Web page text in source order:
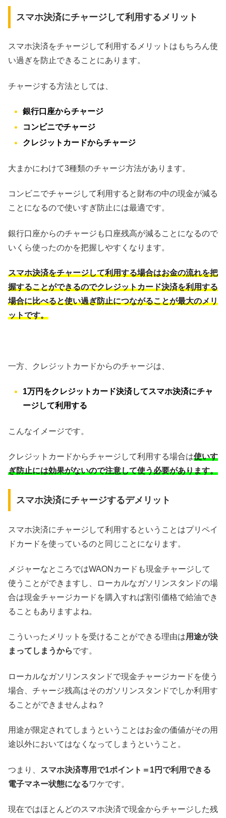
スマホ決済にチャージして利用するメリット
スマホ決済をチャージして利用するメリットはもちろん使
い過ぎを防止できることにあります。
チャージする方法としては、
銀行口座からチャージ
コンビニでチャージ
クレジットカードからチャージ
大まかにわけて3種類のチャージ方法があります。
コンビニでチャージして利用すると財布の中の現金が減る
ことになるので使いすぎ防止には最適です。
銀行口座からのチャージも口座残高が減ることになるので
いくら使ったのかを把握しやすくなります。
スマホ決済をチャージして利用する場合はお金の流れを把
握することができるのでクレジットカード決済を利用する
場合に比べると使い過ぎ防止につながることが最大のメリ
ットです。
一方、クレジットカードからのチャージは、
1万円をクレジットカード決済してスマホ決済にチャ
ージして利用する
こんなイメージです。
クレジットカードからチャージして利用する場合は使いす
ぎ防止には効果がないので注意して使う必要があります。
スマホ決済にチャージするデメリット
スマホ決済にチャージして利用するということはプリペイ
ドカードを使っているのと同じことになります。
メジャーなところではWAONカードも現金チャージして
使うことができますし、ローカルなガソリンスタンドの場
合は現金チャージカードを購入すれば割引価格で給油でき
ることもありますよね。
こういったメリットを受けることができる理由は用途が決
まってしまうからです。
ローカルなガソリンスタンドで現金チャージカードを使う
場合、チャージ残高はそのガソリンスタンドでしか利用す
ることができませんよね？
用途が限定されてしまうということはお金の価値がその用
途以外においてはなくなってしまうということ。
つまり、
スマホ決済専用で1ポイント＝1円で利用できる
電子マネー状態になるワケです。
現在ではほとんどのスマホ決済で現金からチャージした残